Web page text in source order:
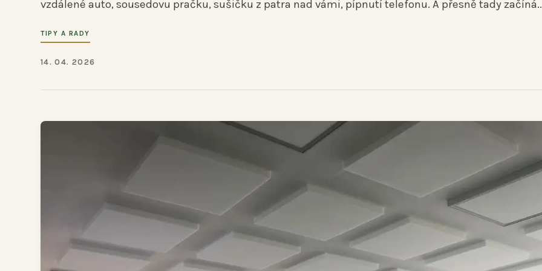
vzdálené auto, sousedovu pračku, sušičku z patra nad vámi, pípnutí telefonu. A přesně tady
TIPY A RADY
14. 04. 2026